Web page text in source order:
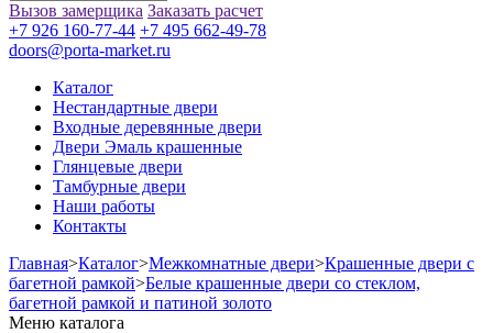
Вызов замерщика Заказать расчет
+7 926 160-77-44 +7 495 662-49-78
doors@porta-market.ru
Каталог
Нестандартные двери
Входные деревянные двери
Двери Эмаль крашенные
Глянцевые двери
Тамбурные двери
Наши работы
Контакты
Главная>Каталог>Межкомнатные двери>Крашенные двери с
багетной рамкой>Белые крашенные двери со стеклом,
багетной рамкой и патиной золото
Меню каталога